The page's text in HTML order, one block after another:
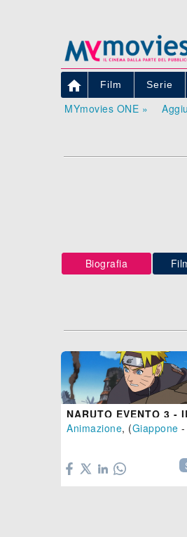
 Film Serie
MYmovies ONE »
Biografia
Animazione, (Giappone -